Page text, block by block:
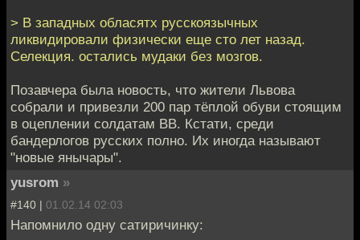
> В западных обласятх русскоязычных
ликвидировали физически еще сто лет назад.
Селекция. остались мудаки без мозгов.
Позавчера была новость, что жители Львова
собрали и привезли 200 пар тёплой обуви стоящим
в оцеплении солдатам ВВ. Кстати, среди
бандерлогов русских полно. Их иногда называют
"новые янычары".
yusrom »
#140 | 01.02.14 02:03
Напомнило одну сатиричинку: